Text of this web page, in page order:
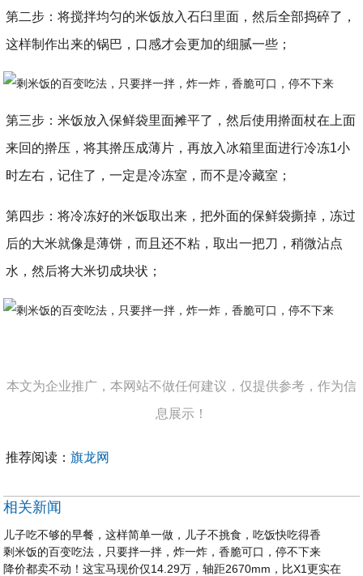
第二步：将搅拌均匀的米饭放入石臼里面，然后全部捣碎了，
这样制作出来的锅巴，口感才会更加的细腻一些；
第三步：米饭放入保鲜袋里面摊平了，然后使用擀面杖在上面
来回的擀压，将其擀压成薄片，再放入冰箱里面进行冷冻1小
时左右，记住了，一定是冷冻室，而不是冷藏室；
第四步：将冷冻好的米饭取出来，把外面的保鲜袋撕掉，冻过
后的大米就像是薄饼，而且还不粘，取出一把刀，稍微沾点
水，然后将大米切成块状；
本文为企业推广，本网站不做任何建议，仅提供参考，作为信
息展示！
推荐阅读：旗龙网
相关新闻
儿子吃不够的早餐，这样简单一做，儿子不挑食，吃饭快吃得香
剩米饭的百变吃法，只要拌一拌，炸一炸，香脆可口，停不下来
降价都卖不动！这宝马现价仅14.29万，轴距2670mm，比X1更实在